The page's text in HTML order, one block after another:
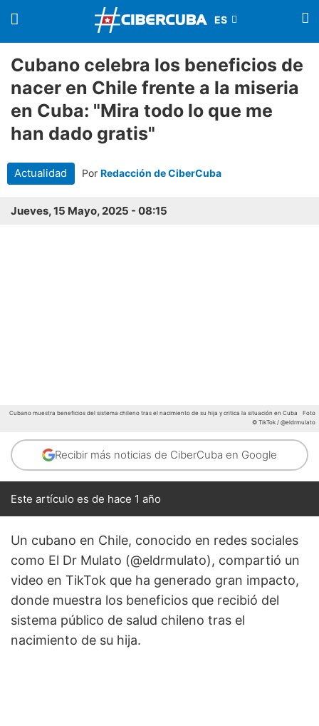
Cubano celebra los beneficios de
nacer en Chile frente a la miseria
en Cuba: "Mira todo lo que me
han dado gratis"
Actualidad Por Redacción de CiberCuba
Jueves, 15 Mayo, 2025 - 08:15
Cubano muestra beneficios del sistema chileno tras el nacimiento de su hija y critica la situación en Cuba
Foto
© TikTok / @eldrmulato
Recibir más noticias de CiberCuba en Google
Este artículo es de hace 1 año
Un cubano en Chile, conocido en redes sociales
como El Dr Mulato (@eldrmulato), compartió un
video en TikTok que ha generado gran impacto,
donde muestra los beneficios que recibió del
sistema público de salud chileno tras el
nacimiento de su hija.